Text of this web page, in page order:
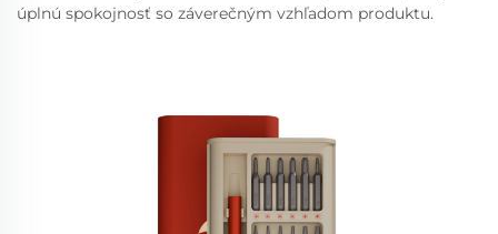
úplnú spokojnosť so záverečným vzhľadom produktu.